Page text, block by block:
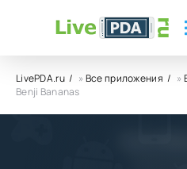
LivePDA.ru »Все приложения »
Benji Bananas